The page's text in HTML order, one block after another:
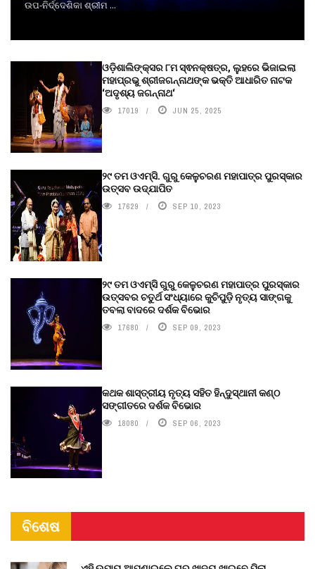
ଉପ-ନିର୍ଦ୍ଦେଶିକା ଶ୍ରୀମ ...
ଓଡ଼ିଶାଲିଙ୍କ୍ସର ୮ମ ସ୍ଵନକ୍ଷତ୍ର, ଲୁହରେ ଭିଜାଇଲା
ମହାପ୍ରଭୁ ଶ୍ରୀଜଗନ୍ନାଥଙ୍କ ଭକ୍ତି ଆଧାରିତ ନାଟକ
‘ଅଦୃଶ୍ୟ ଜଗନ୍ନାଥ‘
17019 JUN 25, 2025
୨୯ ତମ ଓଏମ୍‌ସି. ଗୁରୁ କେଳୁଚରଣ ମହାପାତ୍ର ପୁରସ୍କାର
ଉତ୍ସବ ଉଦ୍‍ଯାପିତ
17629 SEP 10, 2023
୨୯ ତମ ଓଏମ୍‌ସି ଗୁରୁ କେଳୁଚରଣ ମହାପାତ୍ର ପୁରସ୍କାର
ଉତ୍ସବର ଚତୁର୍ଥ ସଂଧ୍ୟାରେ କୁଚିପୁଡ଼ି ନୃତ୍ୟ ସାଙ୍ଗକୁ
ତବଲା ବାଦରେ ଦର୍ଶକ ବିଭୋର
17680 SEP 09, 2023
କଥକ ଶାସ୍ତ୍ରୀୟ ନୃତ୍ୟ ସହିତ ହିନ୍ଦୁସ୍ଥାନୀ କଣ୍ଠ
ସଙ୍ଗୀତରେ ଦର୍ଶକ ବିଭୋର
18080 SEP 06, 2023
ବିଶେଷ